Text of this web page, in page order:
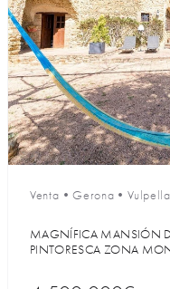
Venta •Gerona •
MAGNÍFICA MANSIÓN
PINTORESCA ZONA